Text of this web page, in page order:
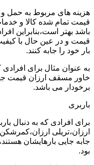
هزینه های مربوط به حمل و
قیمت تمام شده کالا و
باشد بهتر است،بنابراین
قیمت و در عین حال با
بار خود را جابه کنند.
به عنوان مثال برای افرادی
خاور مسقف ارزان قیمت
برخودار می باشد.
باربری
برای افرادی که به دنبال
ارزان،تریلی
جابه جایی بارهایشان
بود.